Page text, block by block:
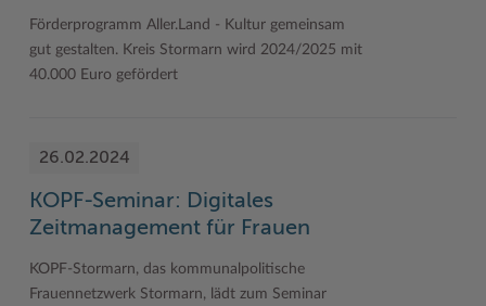
Förderprogramm Aller.Land - Kultur gemeinsam
gut gestalten. Kreis Stormarn wird 2024/2025 mit
40.000 Euro gefördert
26.02.2024
KOPF-Seminar: Digitales
Zeitmanagement für Frauen
KOPF-Stormarn, das kommunalpolitische
Frauennetzwerk Stormarn, lädt zum Seminar